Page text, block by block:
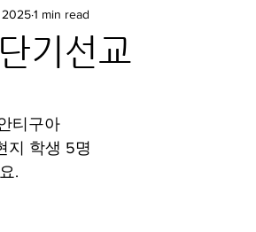
기선교
20251 min read
티구아
지 학생 5명
.